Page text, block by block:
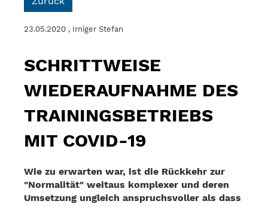
23.05.2020 , Irniger Stefan
SCHRITTWEISE
WIEDERAUFNAHME DES
TRAININGSBETRIEBS
MIT COVID-19
Wie zu erwarten war, ist die Rückkehr zur
"Normalität" weitaus komplexer und deren
Umsetzung ungleich anspruchsvoller als dass